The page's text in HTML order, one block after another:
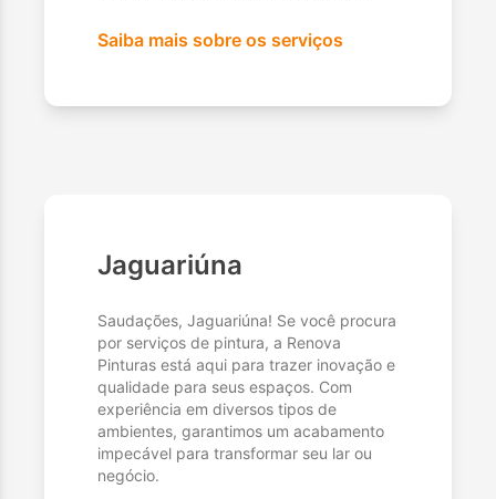
Saiba mais sobre os serviços
Jaguariúna
Saudações, Jaguariúna! Se você procura
por serviços de pintura, a Renova
Pinturas está aqui para trazer inovação e
qualidade para seus espaços. Com
experiência em diversos tipos de
ambientes, garantimos um acabamento
impecável para transformar seu lar ou
negócio.